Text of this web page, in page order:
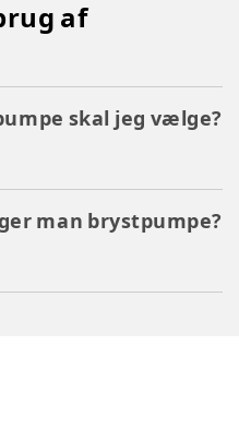
af
skal jeg vælge?
man brystpumpe?